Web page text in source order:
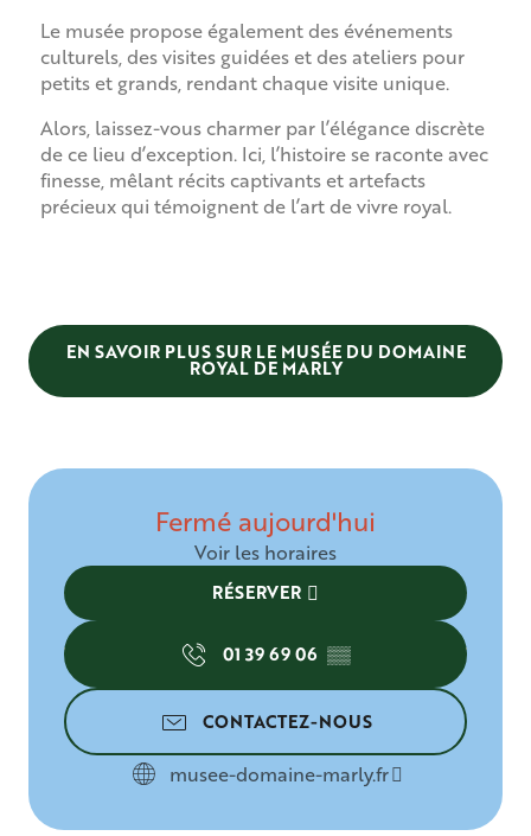
Le musée propose également des événements
culturels, des visites guidées et des ateliers pour
petits et grands, rendant chaque visite unique.
Alors, laissez-vous charmer par l’élégance discrète
de ce lieu d’exception. Ici, l’histoire se raconte avec
finesse, mêlant récits captivants et artefacts
précieux qui témoignent de l’art de vivre royal.
EN SAVOIR PLUS SUR LE MUSÉE DU DOMAINE
ROYAL DE MARLY
Fermé aujourd'hui
Voir les horaires
RÉSERVER
01 39 69 06 ▒▒
CONTACTEZ-NOUS
musee-domaine-marly.fr